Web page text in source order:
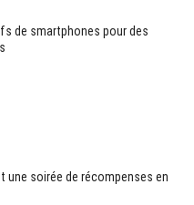
de smartphones pour des
une soirée de récompenses en